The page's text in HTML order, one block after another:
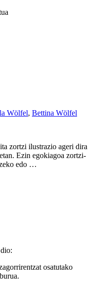
Wölfel, Bettina Wölfel
zortzi ilustrazio ageri dira
Ezin egokiagoa zortzi-
edo …
osatutako